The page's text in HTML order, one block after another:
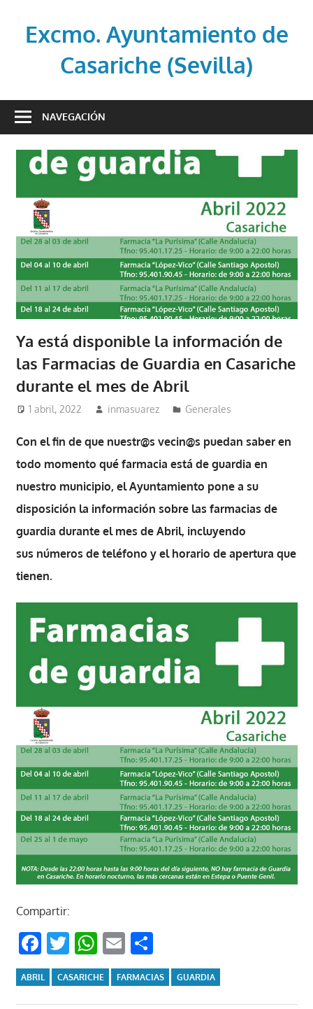
contenidoExcmo. Ayuntamiento de
Casariche (Sevilla)
oficial
Ayuntamiento
(Sevilla)
NAVEGACIÓN
Ya está disponible la información de
las Farmacias de Guardia en Casariche
durante el mes de Abril
1 abril, 2022 inmasuarez Generales
Con el fin de que nuestr@s vecin@s puedan saber en
todo momento qué farmacia está de guardia en
nuestro municipio, el Ayuntamiento pone a su
disposición la información sobre las farmacias de
guardia durante el mes de Abril, incluyendo
sus números de teléfono yel horario de apertura que
tienen.
Compartir:
Facebook
Twitter
WhatsApp
EmailCompartir
ABRIL CASARICHE FARMACIAS GUARDIA